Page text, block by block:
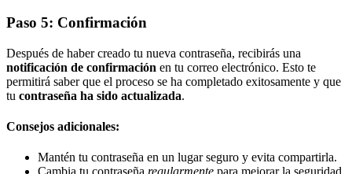
Paso 5: Confirmación
Después de haber creado tu nueva contraseña, recibirás una
notificación de confirmación en tu correo electrónico. Esto te
permitirá saber que el proceso se ha completado exitosamente y que
tu contraseña ha sido actualizada.
Consejos adicionales:
Mantén tu contraseña en un lugar seguro y evita compartirla.